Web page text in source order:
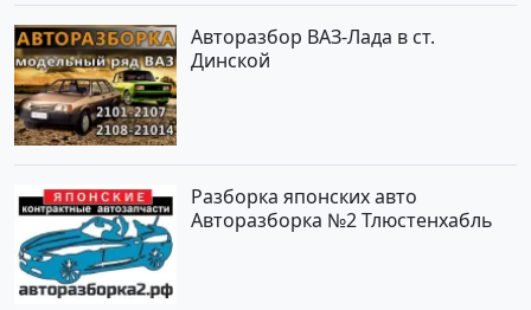
Авторазбор ВАЗ-Лада в ст.
Динской
Разборка японских авто
Авторазборка №2 Тлюстенхабль